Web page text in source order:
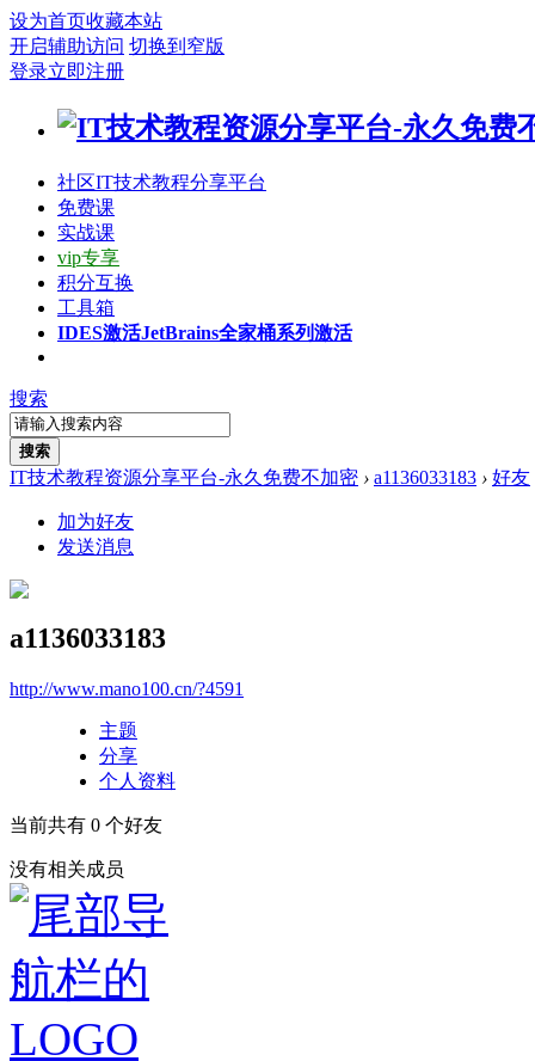
设为首页收藏本站
开启辅助访问 切换到窄版
登录立即注册
社区IT技术教程分享平台
免费课
实战课
vip专享
积分互换
工具箱
IDES激活JetBrains全家桶系列激活
搜索
搜索
IT技术教程资源分享平台-永久免费不加密 › a1136033183 › 好友
加为好友
发送消息
a1136033183
http://www.mano100.cn/?4591
主题
分享
个人资料
当前共有 0 个好友
没有相关成员